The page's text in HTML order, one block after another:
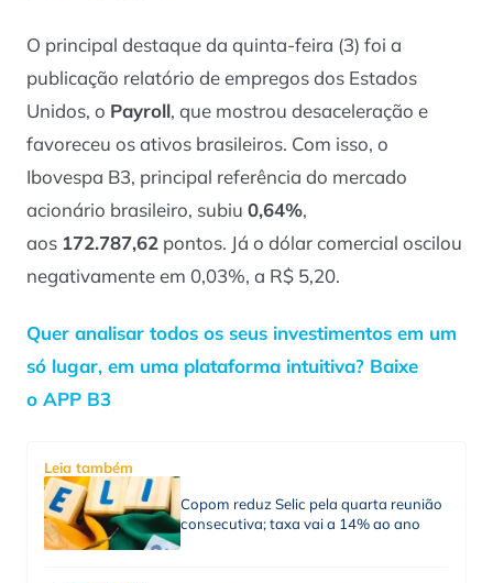
O principal destaque da quinta-feira (3) foi a
publicação relatório de empregos dos Estados
Unidos, o Payroll, que mostrou desaceleração e
favoreceu os ativos brasileiros. Com isso, o
Ibovespa B3, principal referência do mercado
acionário brasileiro, subiu 0,64%,
aos 172.787,62 pontos. Já o dólar comercial oscilou
negativamente em 0,03%, a R$ 5,20.
Quer analisar todos os seus investimentos em um
só lugar, em uma plataforma intuitiva? Baixe
o APP B3
Leia também
Copom reduz Selic pela quarta reunião
consecutiva; taxa vai a 14% ao ano